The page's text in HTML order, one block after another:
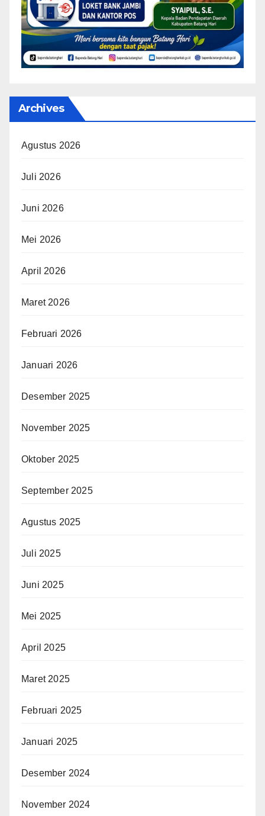
Archives
Agustus 2026
Juli 2026
Juni 2026
Mei 2026
April 2026
Maret 2026
Februari 2026
Januari 2026
Desember 2025
November 2025
Oktober 2025
September 2025
Agustus 2025
Juli 2025
Juni 2025
Mei 2025
April 2025
Maret 2025
Februari 2025
Januari 2025
Desember 2024
November 2024